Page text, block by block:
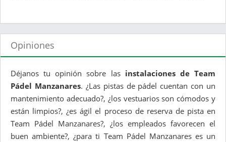
Opiniones
Déjanos tu opinión sobre las instalaciones de Team
Pádel Manzanares. ¿Las pistas de pádel cuentan con un
mantenimiento adecuado?, ¿los vestuarios son cómodos y
están limpios?, ¿es ágil el proceso de reserva de pista en
Team Pádel Manzanares?, ¿los empleados favorecen el
buen ambiente?, ¿para ti Team Pádel Manzanares es un